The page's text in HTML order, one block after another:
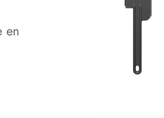
en